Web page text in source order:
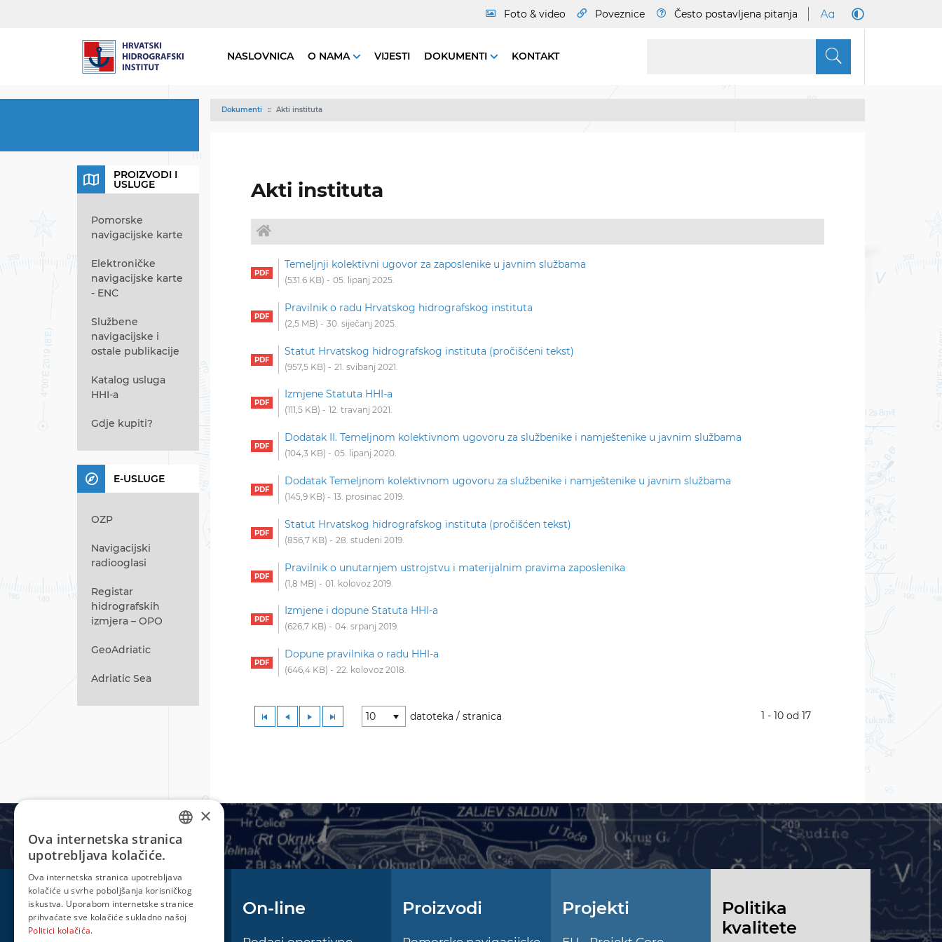
Foto & video Poveznice Često postavljena pitanja
NASLOVNICA O NAMA VIJESTI DOKUMENTI KONTAKT S
PROIZVODI I
USLUGE
Pomorske
navigacijske karte
Elektroničke
navigacijske karte
- ENC
Službene
navigacijske i
ostale publikacije
Katalog usluga
HHI-a
Gdje kupiti?
E-USLUGE
OZP
Navigacijski
radiooglasi
Registar
hidrografskih
izmjera – OPO
GeoAdriatic
Adriatic Sea
Dokumenti Akti instituta
Akti instituta
Temeljnji kolektivni ugovor za zaposlenike u javnim službama
531.6 KB 05. lipanj 2025.
Pravilnik o radu Hrvatskog hidrografskog instituta
2,5 MB 30. siječanj 2025.
Statut Hrvatskog hidrografskog instituta (pročišćeni tekst)
957,5 KB 21. svibanj 2021.
Izmjene Statuta HHI-a
111,5 KB 12. travanj 2021.
Dodatak II. Temeljnom kolektivnom ugovoru za službenike i namještenike u javnim službama
104,3 KB 05. lipanj 2020.
Dodatak Temeljnom kolektivnom ugovoru za službenike i namještenike u javnim službama
145,9 KB 13. prosinac 2019.
Statut Hrvatskog hidrografskog instituta (pročišćen tekst)
856,7 KB 28. studeni 2019.
Pravilnik o unutarnjem ustrojstvu i materijalnim pravima zaposlenika
1,8 MB 01. kolovoz 2019.
Izmjene i dopune Statuta HHI-a
626,7 KB 04. srpanj 2019.
Dopune pravilnika o radu HHI-a
646,4 KB 22. kolovoz 2018.
10 datoteka / stranica 1 - 10 od 17
Plovidba On-line Proizvodi Projekti
Politika
kvalitete
CROATIAN
×
Ova internetska stranica
upotrebljava kolačiće.
Ova internetska stranica upotrebljava
kolačiće u svrhe poboljšanja korisničkog
iskustva. Uporabom internetske stranice
prihvaćate sve kolačiće sukladno našoj
Politici kolačića.